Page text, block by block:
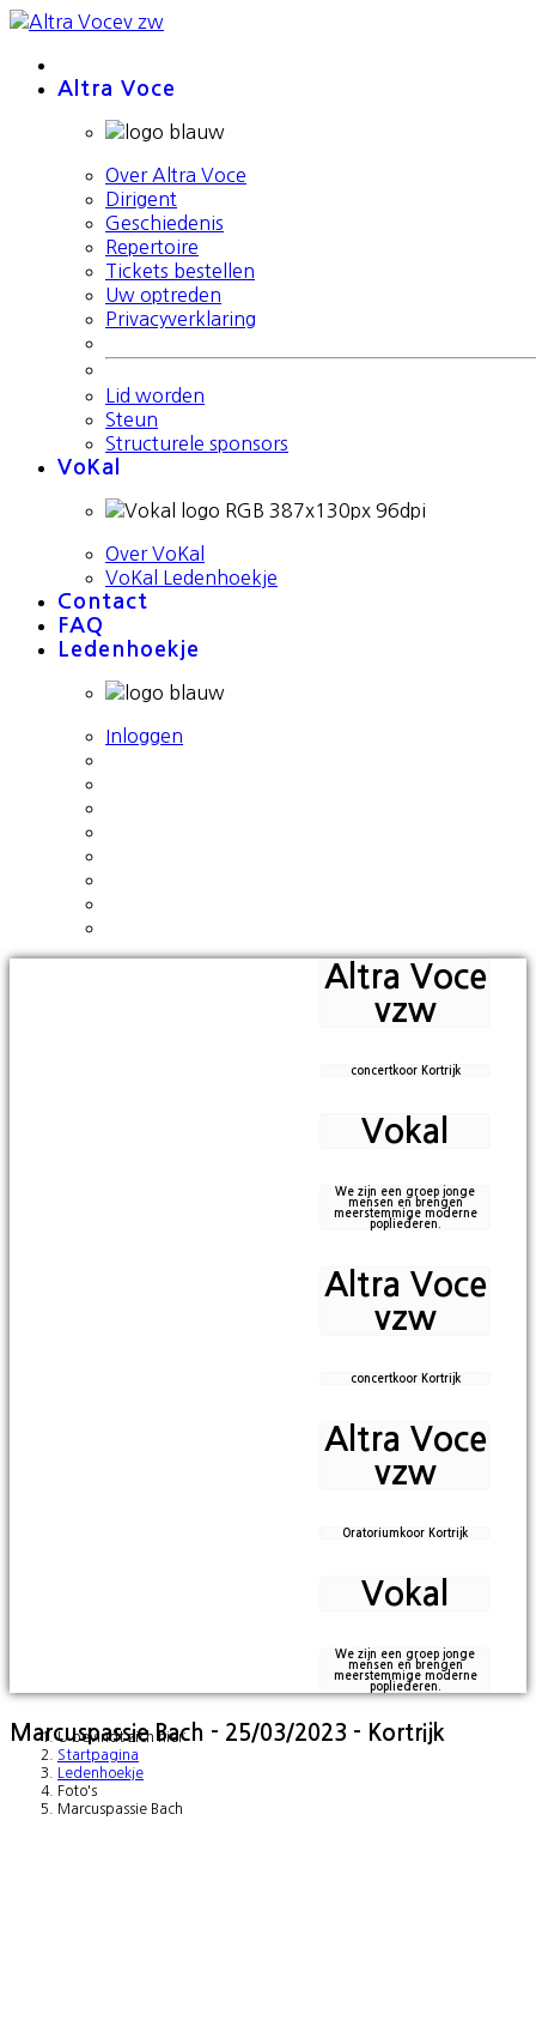
Altra Voce
Over Altra Voce
Dirigent
Geschiedenis
Repertoire
Tickets bestellen
Uw optreden
Privacyverklaring
Lid worden
Steun
Structurele sponsors
VoKal
Over VoKal
VoKal Ledenhoekje
Contact
FAQ
Ledenhoekje
Inloggen
Altra Voce
vzw
concertkoor Kortrijk
Vokal
We zijn een groep jonge
mensen en brengen
meerstemmige moderne
popliederen.
Altra Voce
vzw
concertkoor Kortrijk
Altra Voce
vzw
Oratoriumkoor Kortrijk
Vokal
We zijn een groep jonge
mensen en brengen
meerstemmige moderne
popliederen.
U bevindt zich hier:
Startpagina
Ledenhoekje
Foto's
Marcuspassie Bach
Marcuspassie Bach - 25/03/2023 - Kortrijk